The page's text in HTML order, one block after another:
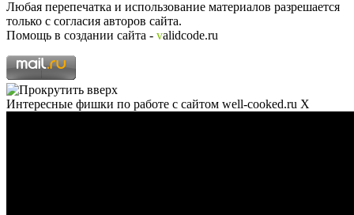
Любая перепечатка и использование материалов разрешается
только с согласия авторов сайта.
Помощь в создании сайта - validcode.ru
Интересные фишки по работе с сайтом well-cooked.ru X